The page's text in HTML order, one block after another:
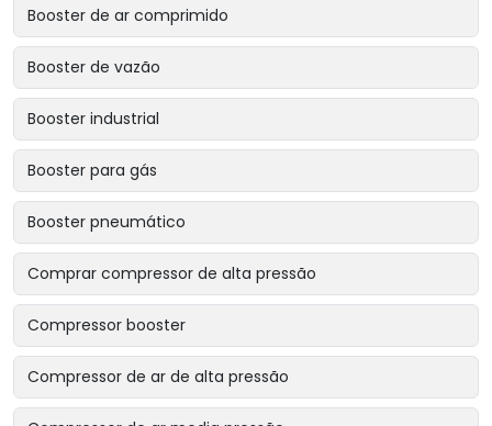
Booster de ar comprimido
Booster de vazão
Booster industrial
Booster para gás
Booster pneumático
Comprar compressor de alta pressão
Compressor booster
Compressor de ar de alta pressão